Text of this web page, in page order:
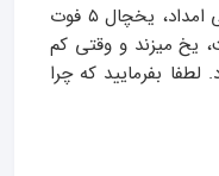
با سلام و تشکر از سایت خوب آی پی امداد، یخچال ۵ فوت
یخ میزند و وقتی کم
بفرمایید که چرا